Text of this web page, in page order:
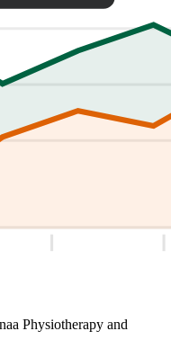
Physiotherapy and